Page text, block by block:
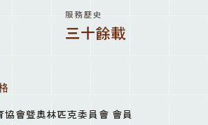
服務歷史
三十餘載
協會暨奧林匹克委員會 會員